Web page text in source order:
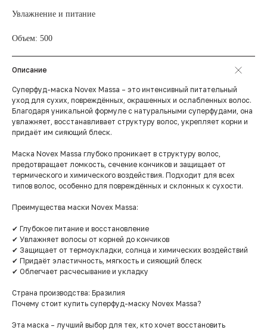
Увлажнение и питание
Объем: 500
Описание
Суперфуд-маска Novex Massa – это интенсивный питательный
уход для сухих, повреждённых, окрашенных и ослабленных волос.
Благодаря уникальной формуле с натуральными суперфудами, она
увлажняет, восстанавливает структуру волос, укрепляет корни и
придаёт им сияющий блеск.
Маска Novex Massa глубоко проникает в структуру волос,
предотвращает ломкость, сечение кончиков и защищает от
термического и химического воздействия. Подходит для всех
типов волос, особенно для повреждённых и склонных к сухости.
Преимущества маски Novex Massa:
✔ Глубокое питание и восстановление
✔ Увлажняет волосы от корней до кончиков
✔ Защищает от термоукладки, солнца и химических воздействий
✔ Придаёт эластичность, мягкость и сияющий блеск
✔ Облегчает расчесывание и укладку
Страна производства: Бразилия
Почему стоит купить суперфуд-маску Novex Massa?
Эта маска – лучший выбор для тех, кто хочет восстановить